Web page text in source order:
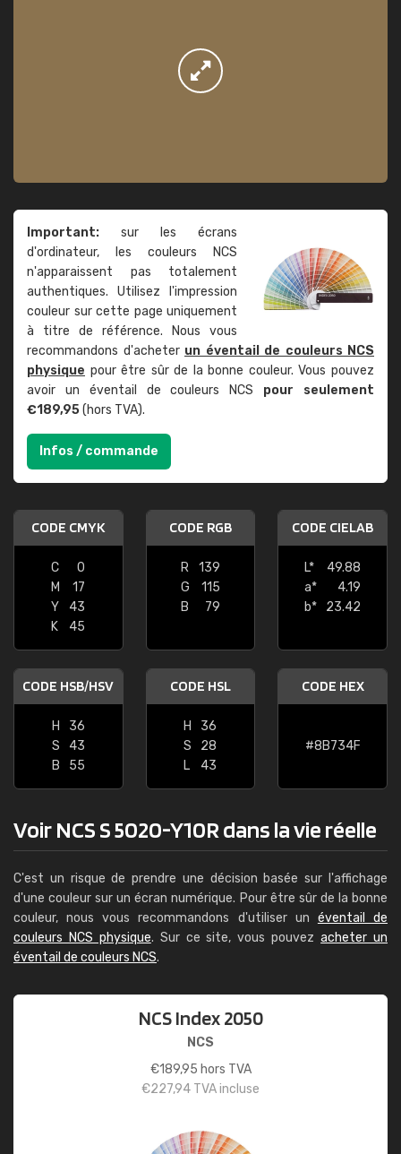
Important: sur les écrans
d'ordinateur, les couleurs NCS
n'apparaissent pas totalement
authentiques. Utilisez l'impression
couleur sur cette page uniquement
à titre de référence. Nous vous
recommandons d'acheter un éventail de couleurs NCS
physique pour être sûr de la bonne couleur. Vous pouvez
avoir un éventail de couleurs NCS pour seulement
€189,95(hors TVA).
Infos / commande
CODE CMYK
C
0
M
17
Y
43
K
45
CODE RGB
R
139
G
115
B
79
CODE CIELAB
L*
49.88
a*
4.19
b*
23.42
CODE HSB/HSV
H
36
S
43
B
55
CODE HSL
H
36
S
28
L
43
CODE HEX
#8B734F
Voir NCS S 5020-Y10R dans la vie réelle
C'est un risque de prendre une décision basée sur l'affichage
d'une couleur sur un écran numérique. Pour être sûr de la bonne
couleur, nous vous recommandons d'utiliser un éventail de
couleurs NCS physique. Sur ce site, vous pouvezacheter un
éventail de couleurs NCS.
NCS Index 2050
NCS
€189,95 hors TVA
€227,94 TVA incluse